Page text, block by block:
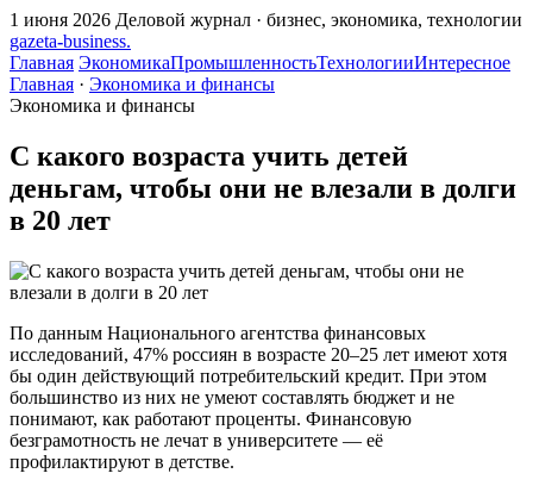
1 июня 2026 Деловой журнал · бизнес, экономика, технологии
gazeta-business.
Главная ЭкономикаПромышленностьТехнологииИнтересное
Главная · Экономика и финансы
Экономика и финансы
С какого возраста учить детей
деньгам, чтобы они не влезали в долги
в 20 лет
По данным Национального агентства финансовых
исследований, 47% россиян в возрасте 20–25 лет имеют хотя
бы один действующий потребительский кредит. При этом
большинство из них не умеют составлять бюджет и не
понимают, как работают проценты. Финансовую
безграмотность не лечат в университете — её
профилактируют в детстве.